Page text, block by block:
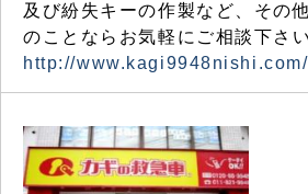
及び紛失キーの作製など、その
のことならお気軽にご相談下さい
http://www.kagi9948nishi.com/